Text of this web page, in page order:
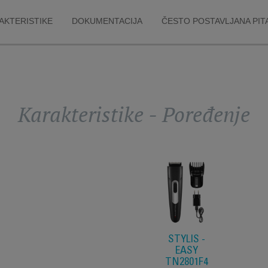
DOKUMENTACIJA ČESTO POSTAVLJANA
Karakteristike - Poređenje
STYLIS -
EASY
TN2801F4